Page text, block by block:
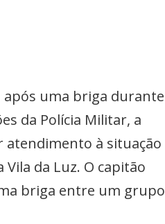
uma briga durante
da Polícia Militar, a
atendimento à situação
da Luz. O capitão
briga entre um grupo